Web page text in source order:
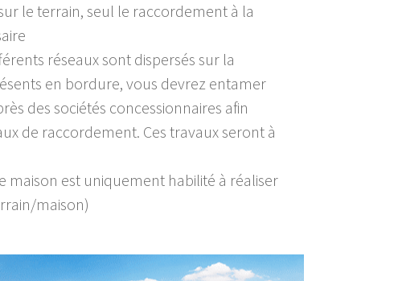
le terrain, seul le raccordement à la
réseaux sont dispersés sur la
en bordure, vous devrez entamer
des sociétés concessionnaires afin
de raccordement. Ces travaux seront à
maison est uniquement habilité à réaliser
maison)